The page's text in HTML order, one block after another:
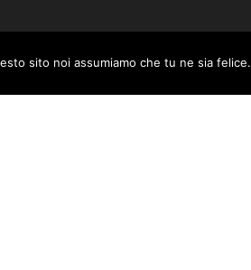
Pubblicità Collabora con noi
Privacy and Cookie Policy. I Agree
sito noi assumiamo che tu ne sia felice.